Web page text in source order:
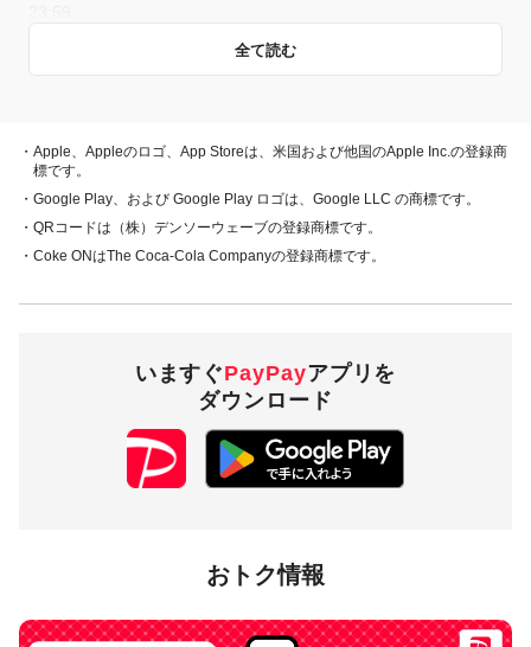
全て読む
日本コカ・コーラ株式会社
て、コカ・コーラ社製品を、「Coke ON Pay」の「PayPay
残高」でお支払いいただいた方に対し、下表のとおり後日
PayPayボーナスを付与します。
期間1
（2020年10月17日～
（2020年11月14日～
5％付与
・Apple、Appleのロゴ、App Storeは、米国および他国のApple Inc.の登録商
標です。
・Google Play、および Google Play ロゴは、Google LLC の商標です。
・QRコードは（株）デンソーウェーブの登録商標です。
・Coke ONはThe Coca-Cola Companyの登録商標です。
いますぐPayPayアプリを
ダウンロード
おトク情報